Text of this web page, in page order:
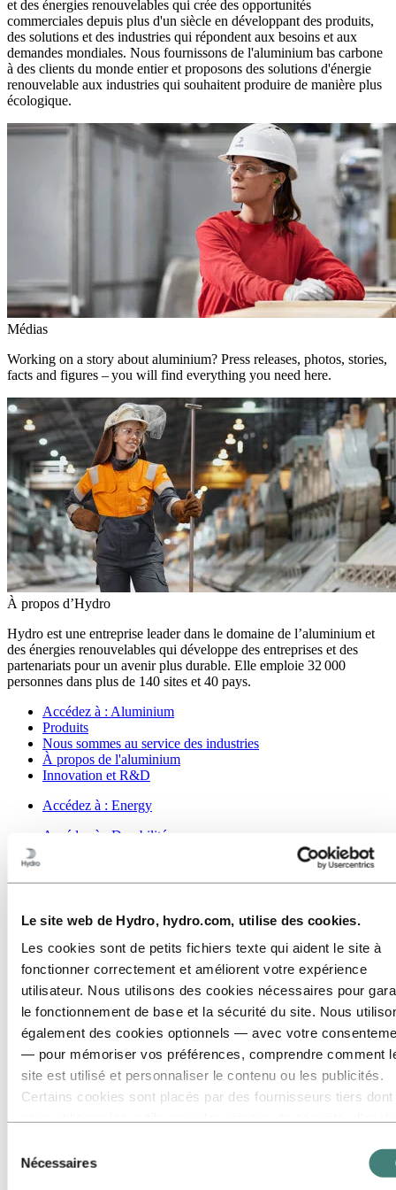
Le site web de Hydro, hydro.com, utilise des cookies.
Les cookies sont de petits fichiers texte qui aident le site à
fonctionner correctement et améliorent votre expérience
utilisateur. Nous utilisons des cookies nécessaires pour
le fonctionnement de base et la sécurité du site. Nous
également des cookies optionnels — avec votre
— pour mémoriser vos préférences, comprendre comment
site est utilisé et personnaliser le contenu ou les publicités.
Certains cookies sont placés par des fournisseurs tiers dont
collectées lors de votre utilisation de notre site avec d’autres
données que vous leur avez fournies ou qu’ils ont collectées
Nécessaires
et des énergies renouvelables qui crée des opportunités
commerciales depuis plus d'un siècle en développant des produits,
des solutions et des industries qui répondent aux besoins et aux
demandes mondiales. Nous fournissons de l'aluminium bas carbone
à des clients du monde entier et proposons des solutions d'énergie
renouvelable aux industries qui souhaitent produire de manière plus
écologique.
Médias
Working on a story about aluminium? Press releases, photos, stories,
facts and figures – you will find everything you need here.
À propos d’Hydro
Hydro est une entreprise leader dans le domaine de l’aluminium et
des énergies renouvelables qui développe des entreprises et des
partenariats pour un avenir plus durable. Elle emploie 32 000
personnes dans plus de 140 sites et 40 pays.
Accédez à : Aluminium
Produits
Nous sommes au service des industries
À propos de l'aluminium
Innovation et R&D
Accédez à : Energy
Accédez à : Durabilité
Feuille de route vers la neutralité carbone
Contact développement durable
Accédez à :Carrières
Opportunités d'emploi
Étudiants et diplômés
La vie chez Hydro
Domaines de carrière
Rencontrez nos gens
Parcours de recrutement
Contact et FAQ
Investisseurs
Hydro en bref